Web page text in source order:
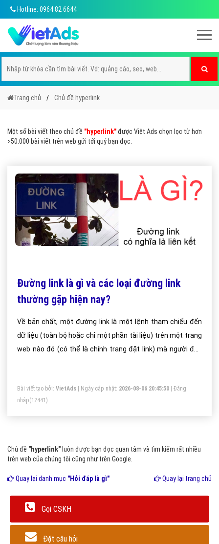
Hotline: 0964 82 6644
Trang chủ Chủ đề hyperlink
Một số bài viết theo chủ đề "hyperlink"được Việt Ads chọn lọc từ hơn
>50.000 bài viết trên web gửi tới quý bạn đọc.
Đường link là gì và các loại đường link
thường gặp hiện nay?
Về bản chất, một đường link là một lệnh tham chiếu đến
dữ liệu (toàn bộ hoặc chỉ một phần tài liệu) trên một trang
web nào đó (có thể là chính trang đặt link) mà người đọc
Bài viết tạo bởi: VietAds | Ngày cập nhật: 2026-08-06 20:45:50
Đăng
nhập(12441)
Chủ đề "hyperlink" luôn được bạn đọc quan tâm và tìm kiếm rất nhiều
trên web của chúng tôi cũng như trên Google.
Quay lại danh mục "Hỏi đáp là gì" Quay lại trang chủ
Gọi CSKH
Đặt câu hỏi